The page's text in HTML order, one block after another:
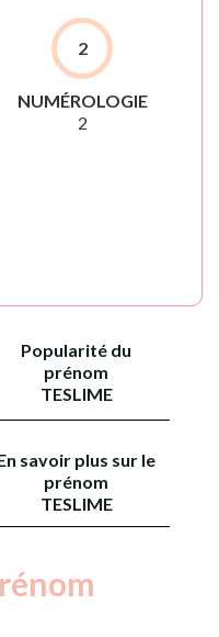
2
NUMÉROLOGIE
2
Popularité du
prénom
TESLIME
savoir plus sur le
prénom
TESLIME